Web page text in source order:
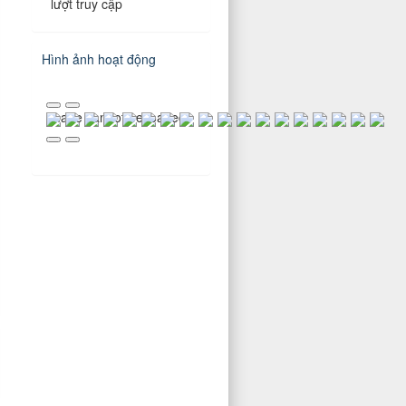
lượt truy cập
Hình ảnh hoạt động
Image cannot be loaded